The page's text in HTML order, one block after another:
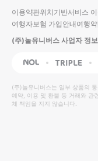
이용약관위치기반서비스
여행자보험 가입안내여행
(주)놀유니버스 사업자 정보
NOL Triple
(주)놀유니버스는 일부 상품의
예약, 이용 및 환불 등 거래와 관
체 책임을 지지 않습니다.